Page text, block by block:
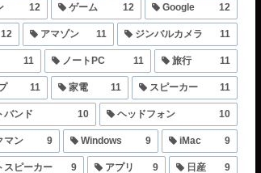
12 ゲーム 12 Google 12
12 アマゾン 11 ジンバルカメラ 11
11 ノートPC 11 旅行 11
11 家電 11 スピーカー 11
バンド 10 ヘッドフォン 10
マン 9 Windows 9 iMac 9
スピーカー 9 アプリ 9 日産 9